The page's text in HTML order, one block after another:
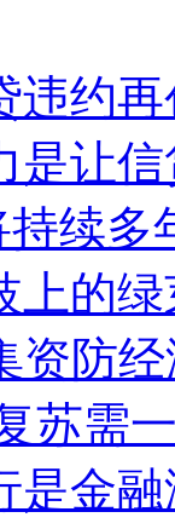
违约
是让
续多
上的绿
资防
苏需
是金